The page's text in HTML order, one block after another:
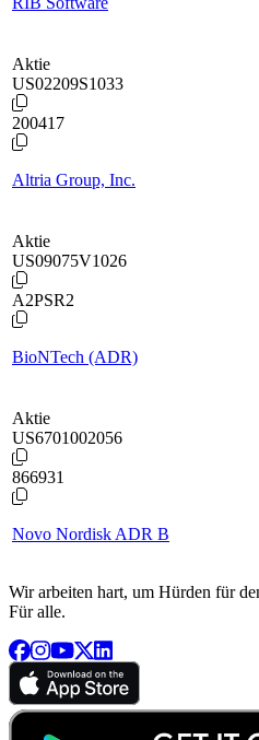
Aktie
US02209S1033
200417
Altria Group, Inc.
Aktie
US09075V1026
A2PSR2
BioNTech (ADR)
Aktie
US6701002056
866931
Novo Nordisk ADR B
Wir arbeiten hart, um Hürden für
Für alle.